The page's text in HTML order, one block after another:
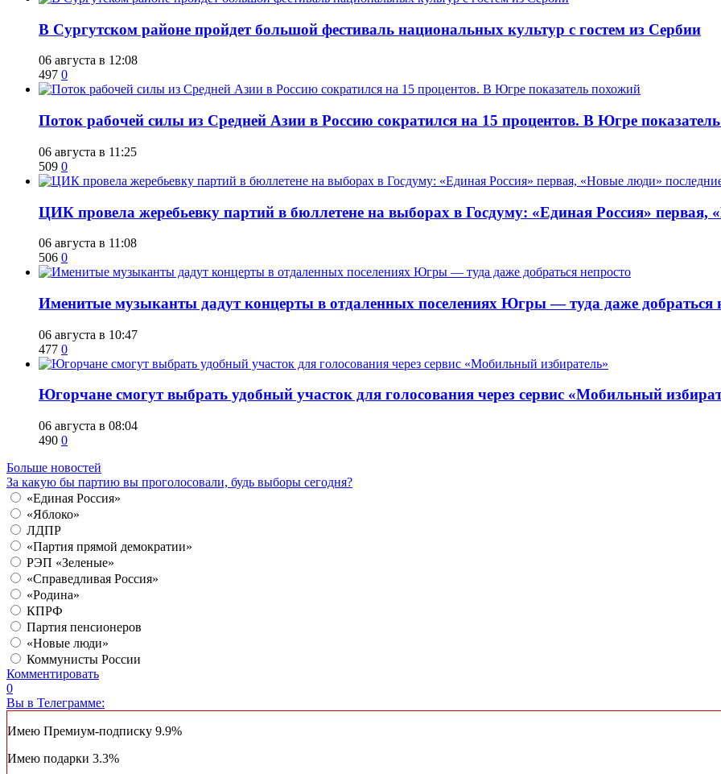
В Сургутском районе пройдет большой фестиваль национальных культур с гостем из Сербии
06 августа в 12:08
497 0
Поток рабочей силы из Средней Азии в Россию сократился на 15 процентов. В Югре
06 августа в 11:25
509 0
ЦИК провела жеребьевку партий в бюллетене на выборах в Госдуму: «Единая Россия» первая,
06 августа в 11:08
506 0
Именитые музыканты дадут концерты в отдаленных поселениях Югры — туда даже добраться
06 августа в 10:47
477 0
Югорчане смогут выбрать удобный участок для голосования через сервис «Мобильный
06 августа в 08:04
490 0
Больше новостей
За какую бы партию вы проголосовали, будь выборы сегодня?
«Единая Россия»
«Яблоко»
ЛДПР
«Партия прямой демократии»
РЭП «Зеленые»
«Справедливая Россия»
«Родина»
КПРФ
Партия пенсионеров
«Новые люди»
Коммунисты России
Комментировать
0
Вы в Телеграмме:
Имею Премиум-подписку 9.9%
Имею подарки 3.3%